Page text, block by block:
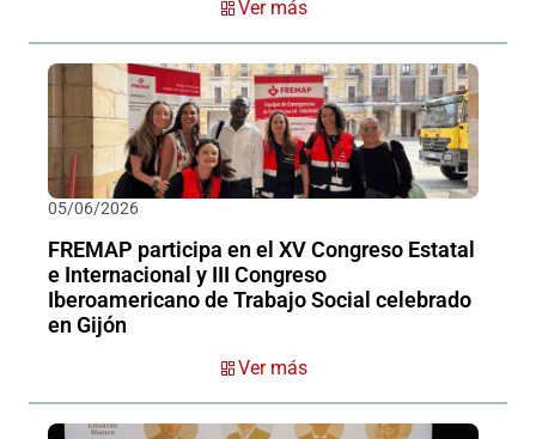
Ver más
05/06/2026
FREMAP participa en el XV Congreso Estatal
e Internacional y III Congreso
Iberoamericano de Trabajo Social celebrado
en Gijón
Ver más